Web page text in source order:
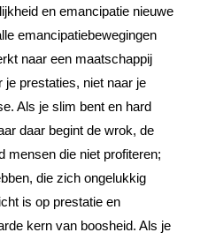
en emancipatie nieuwe
emancipatiebewegingen
naar een maatschappij
je prestaties, niet naar je
Als je slim bent en hard
daar begint de wrok, de
mensen die niet profiteren;
die zich ongelukkig
is op prestatie en
kern van boosheid. Als je